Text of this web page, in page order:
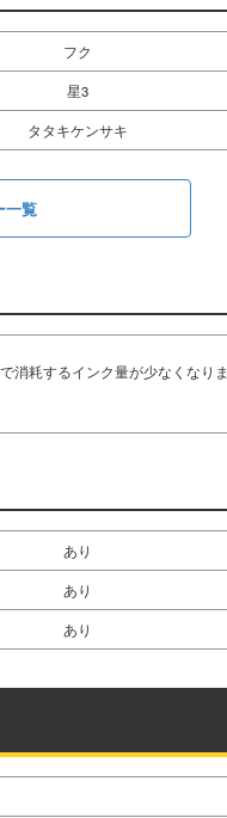
フク
星3
タタキケンサキ
一覧
消耗するインク量が少なくなりま
あり
あり
あり